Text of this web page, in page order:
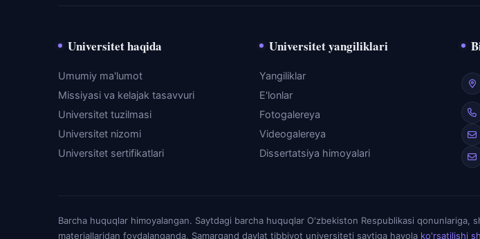
Universitet haqida
Umumiy ma'lumot
Missiyasi va kelajak tasavvuri
Universitet tuzilmasi
Universitet nizomi
Universitet sertifikatlari
Universitet yangiliklari
Yangiliklar
E'lonlar
Fotogalereya
Videogalereya
Dissertatsiya himoyalari
Barcha huquqlar himoyalangan. Saytdagi barcha huquqlar O'zbekiston Respublikasi
materiallaridan foydalanganda, Samarqand davlat tibbiyot universiteti saytiga havola ko'rsatilishi